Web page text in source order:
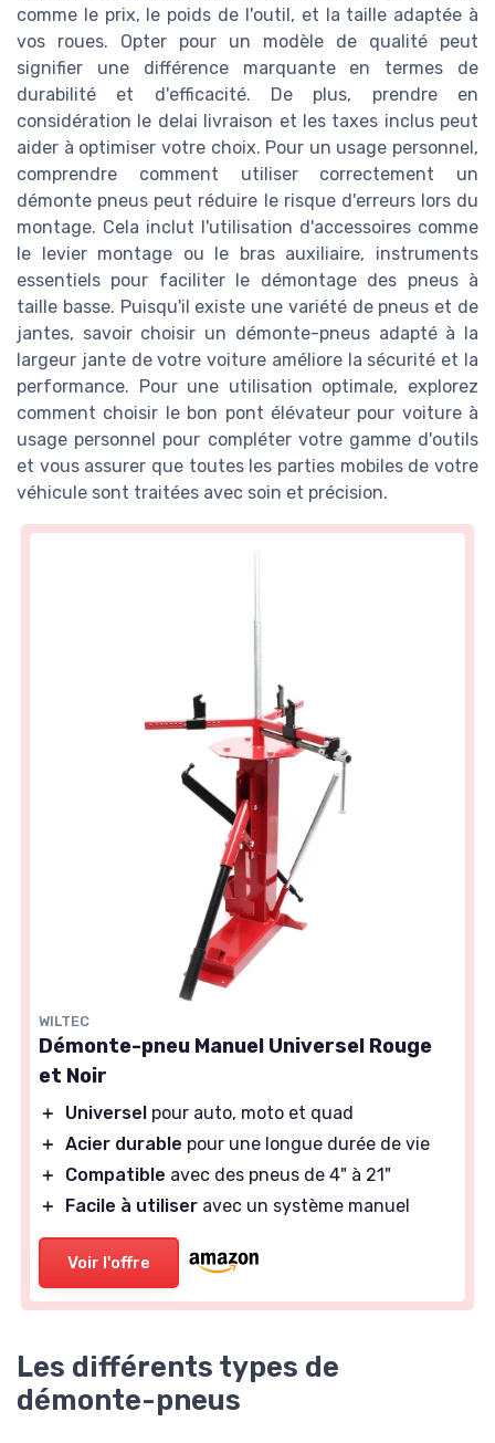
comme le prix, le poids de l'outil, et la taille adaptée à
vos roues. Opter pour un modèle de qualité peut
signifier une différence marquante en termes de
durabilité et d'efficacité. De plus, prendre en
considération le delai livraison et les taxes inclus peut
aider à optimiser votre choix. Pour un usage personnel,
comprendre comment utiliser correctement un
démonte pneus peut réduire le risque d'erreurs lors du
montage. Cela inclut l'utilisation d'accessoires comme
le levier montage ou le bras auxiliaire, instruments
essentiels pour faciliter le démontage des pneus à
taille basse. Puisqu'il existe une variété de pneus et de
jantes, savoir choisir un démonte-pneus adapté à la
largeur jante de votre voiture améliore la sécurité et la
performance. Pour une utilisation optimale, explorez
comment choisir le bon pont élévateur pour voiture à
usage personnel pour compléter votre gamme d'outils
et vous assurer que toutes les parties mobiles de votre
véhicule sont traitées avec soin et précision.
WILTEC
Démonte-pneu Manuel Universel Rouge
et Noir
＋ Universel pour auto, moto et quad
＋ Acier durable pour une longue durée de vie
＋
Compatible avec des pneus de 4" à 21"
＋
Facile à utiliser avec un système manuel
Voir l'offre
Les différents types de
démonte-pneus